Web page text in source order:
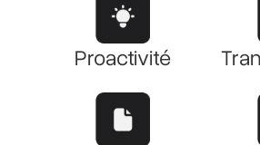
Proactivité